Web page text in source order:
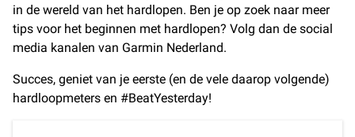
in de wereld van het hardlopen. Ben je op zoek naar meer
tips voor het beginnen met hardlopen? Volg dan de social
media kanalen van Garmin Nederland.
Succes, geniet van je eerste (en de vele daarop volgende)
hardloopmeters en #BeatYesterday!